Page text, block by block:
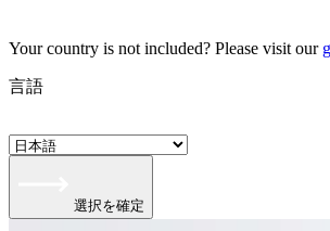
Your country is not included? Please visit our
言語
選択を確定